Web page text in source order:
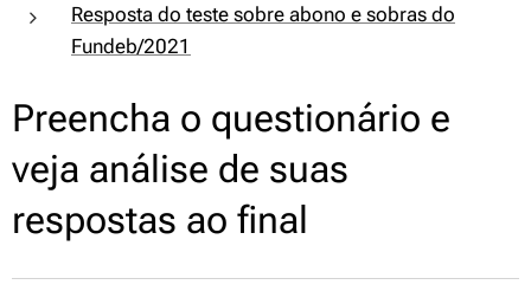
Resposta do teste sobre abono e sobras do
Fundeb/2021
Preencha o questionário e
veja análise de suas
respostas ao final